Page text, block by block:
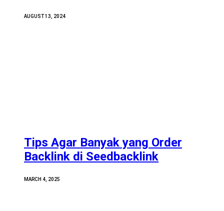
AUGUST 13, 2024
Tips Agar Banyak yang Order
Backlink di Seedbacklink
MARCH 4, 2025